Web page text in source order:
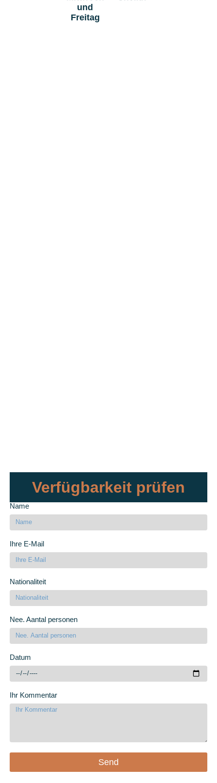
und
Freitag
Verfügbarkeit prüfen
Name
Ihre E-Mail
Nationaliteit
Nee. Aantal personen
Datum
Ihr Kommentar
Send